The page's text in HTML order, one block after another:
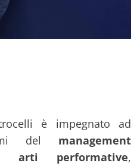
è impegnato ad
del management
arti performative,